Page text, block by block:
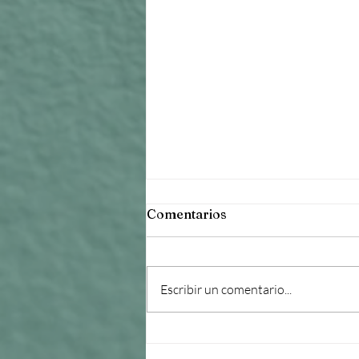
Comentarios
Escribir un comentario...